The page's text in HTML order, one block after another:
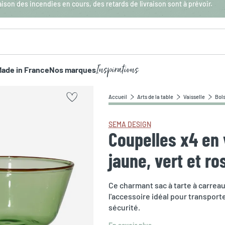
des incendies en cours, des retards de livraison sont à prévoir.
in FranceNos marquesInspirations
Accueil Arts de la table Vaisselle
SEMA DESIGN
Coupelles x4
jaune, vert et
Ce charmant sac à tarte à
l'accessoire idéal pour
sécurité.